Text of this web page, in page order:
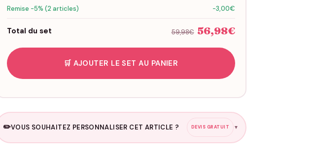
Remise -5% (2 articles)
-3,00€
Total du set 59,98€ 56,98€
🛒 AJOUTER LE SET AU PANIER
✏️VOUS SOUHAITEZ PERSONNALISER CET ARTICLE ? DEVIS GRATUIT ▼